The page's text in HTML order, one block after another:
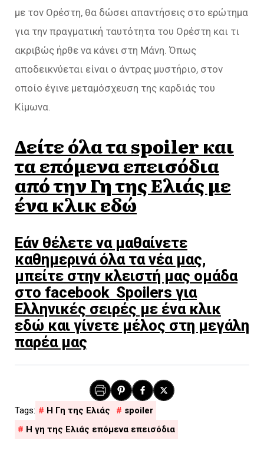
με τον Ορέστη, θα δώσει απαντήσεις στο ερώτημα
για την πραγματική ταυτότητα του Ορέστη και τι
ακριβώς ήρθε να κάνει στη Μάνη. Όπως
αποδεικνύεται είναι ο άντρας μυστήριο, στον
οποίο έγινε μεταμόσχευση της καρδιάς του
Κίμωνα.
Δείτε όλα τα spoiler και
τα επόμενα επεισόδια
από την Γη της Ελιάς με
ένα κλικ εδώ
Εάν θέλετε να μαθαίνετε
καθημερινά όλα τα νέα μας,
μπείτε στην κλειστή μας ομάδα
στο facebook Spoilers για
Ελληνικές σειρές με ένα κλικ
εδώ και γίνετε μέλος στη μεγάλη
παρέα μας
H Γη της Ελιάς
spoiler
Η γη της Ελιάς επόμενα επεισόδια